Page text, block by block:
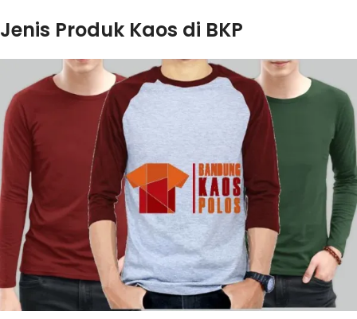
Jenis Produk Kaos di BKP